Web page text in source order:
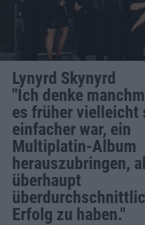
Lynyrd Skynyrd
"Ich denke
es früher vielleicht
einfacher war, ein
Multiplatin-Album
herauszubringen,
überhaupt
Erfolg zu haben."